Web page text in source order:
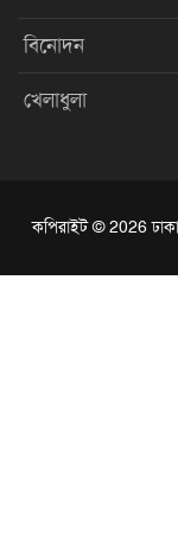
বিনোদন
খেলাধুলা
কপিরাইট © 2026 ঢাকা